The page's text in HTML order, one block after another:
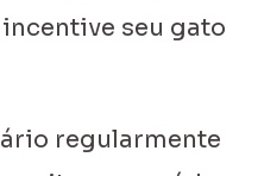
seu gato
regularmente